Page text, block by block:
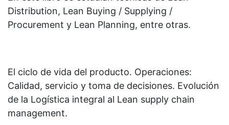
Distribution, Lean Buying / Supplying /
Procurement y Lean Planning, entre otras.
El ciclo de vida del producto. Operaciones:
Calidad, servicio y toma de decisiones. Evolución
de la Logística integral al Lean supply chain
management.